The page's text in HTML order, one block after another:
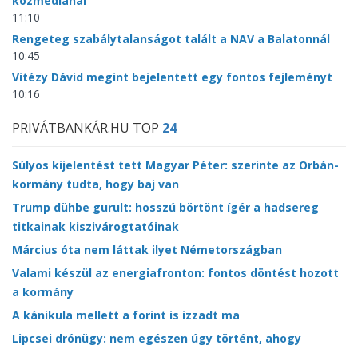
11:10
Rengeteg szabálytalanságot talált a NAV a Balatonnál
10:45
Vitézy Dávid megint bejelentett egy fontos fejleményt
10:16
PRIVÁTBANKÁR.HU TOP 24
Súlyos kijelentést tett Magyar Péter: szerinte az Orbán-
kormány tudta, hogy baj van
Trump dühbe gurult: hosszú börtönt ígér a hadsereg
titkainak kiszivárogtatóinak
Március óta nem láttak ilyet Németországban
Valami készül az energiafronton: fontos döntést hozott
a kormány
A kánikula mellett a forint is izzadt ma
Lipcsei drónügy: nem egészen úgy történt, ahogy